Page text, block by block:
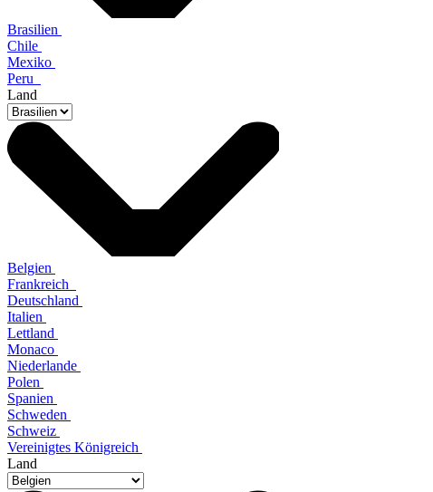
Brasilien
Chile
Mexiko
Peru
Land
Belgien
Frankreich
Deutschland
Italien
Lettland
Monaco
Niederlande
Polen
Spanien
Schweden
Schweiz
Vereinigtes Königreich
Land